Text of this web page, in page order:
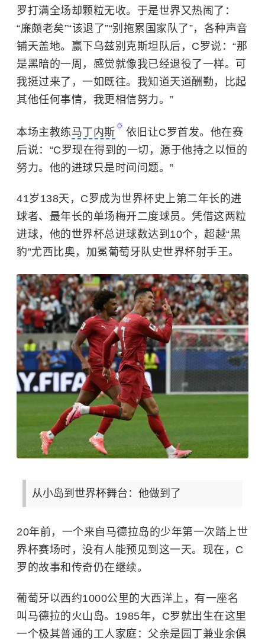
罗打满全场却颗粒无收。于是世界又热闹了：
“廉颇老矣”“该退了”“别拖累国家队了”，各种声音
铺天盖地。赢下乌兹别克斯坦队后，C罗说：“那
是黑暗的一周，感觉就像我已经退役了一样。可
我挺过来了，一如既往。我知道天道酬勤，比起
其他任何事情，我更相信努力。”
本场主教练马丁内斯
依旧让C罗首发。他在赛
后说：“C罗现在得到的一切，源于他持之以恒的
努力。他的进球只是时间问题。”
41岁138天，C罗成为世界杯史上第二年长的进
球者、最年长的单场梅开二度球员。凭借这两粒
进球，他的世界杯总进球数达到10个，超越“黑
豹”尤西比奥，加冕葡萄牙队史世界杯射手王。
从小岛到世界杯舞台：他做到了
20年前，一个来自马德拉岛的少年第一次踏上世
界杯赛场时，没有人能预见到这一天。现在，C
罗的故事和传奇仍在继续。
葡萄牙以西约1000公里的大西洋上，有一座名
叫马德拉的火山岛。1985年，C罗就出生在这里
一个极其普通的工人家庭：父亲是园丁兼业余俱